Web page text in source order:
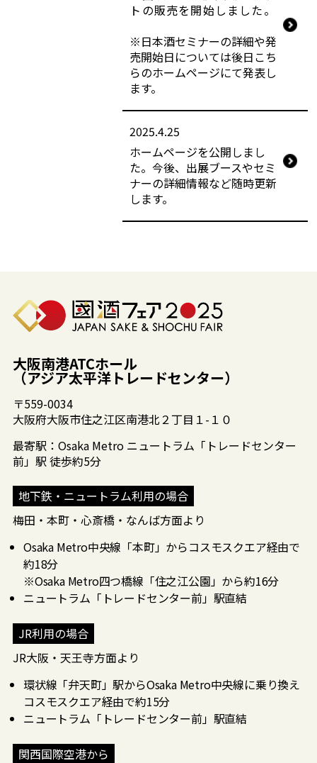
トの販売を開始しました。
※日本酒セミナーの詳細や発
売開始日については後日こち
らのホームページにて発表し
ます。
2025.4.25
ホームページを公開しまし
た。今後、出展ブースやセミ
ナーの詳細情報など随時更新
します。
大阪南港ATCホール
（アジア太平洋トレードセンター）
〒559-0034
大阪府大阪市住之江区南港北２丁目１-１０
最寄駅：Osaka Metro ニュートラム「トレードセンター
前」駅 徒歩約5分
地下鉄・ニュートラム利用の場合
梅田・本町・心斎橋・なんば方面より
Osaka Metro中央線「本町」からコスモスクエア経由で
約18分
※Osaka Metro四つ橋線「住之江公園」から約16分
ニュートラム「トレードセンター前」駅直結
JR利用の場合
JR大阪・天王寺方面より
環状線「弁天町」駅からOsaka Metro中央線に乗り換え
コスモスクエア経由で約15分
ニュートラム「トレードセンター前」駅直結
関西国際空港から